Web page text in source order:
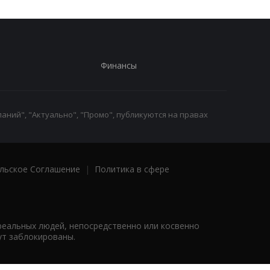
Финансы
"Актуально", "Промо", публикуются на правах
Соглашение | Политика в сфере
людей, непосредственно или косвенно
заблокированы.